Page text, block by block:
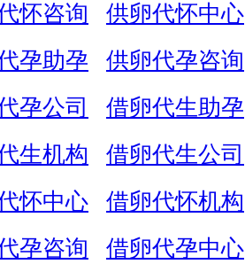
怀咨询
供卵代怀中心
孕助孕
供卵代孕咨询
孕公司
借卵代生助孕
生机构
借卵代生公司
怀中心
借卵代怀机构
孕咨询
借卵代孕中心